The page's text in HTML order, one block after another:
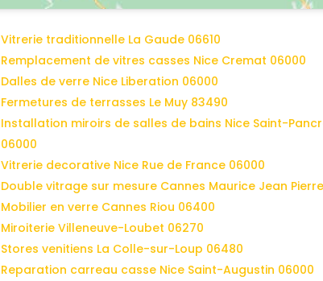
Vitrerie traditionnelle La Gaude 06610
Remplacement de vitres casses Nice Cremat 06000
Dalles de verre Nice Liberation 06000
Fermetures de terrasses Le Muy 83490
Installation miroirs de salles de bains Nice Saint-
06000
Vitrerie decorative Nice Rue de France 06000
Double vitrage sur mesure Cannes Maurice Jean
Mobilier en verre Cannes Riou 06400
Miroiterie Villeneuve-Loubet 06270
Stores venitiens La Colle-sur-Loup 06480
Reparation carreau casse Nice Saint-Augustin 06000